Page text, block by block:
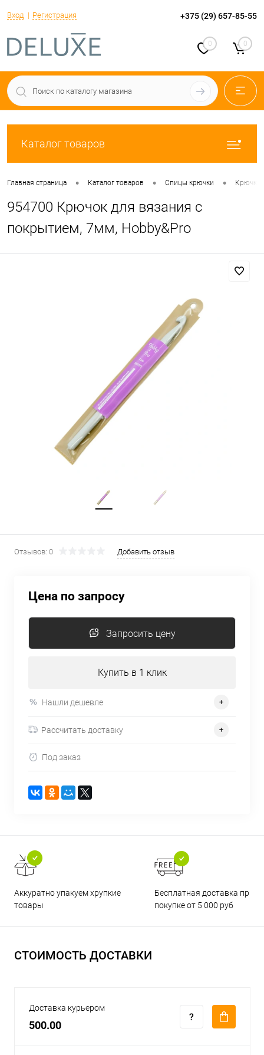
Вход Регистрация +375 (29) 657-85-55
0 0
Каталог товаров
Главная страница • Каталог товаров • Спицы крючки • Крючки
954700 Крючок для вязания с
покрытием, 7мм, Hobby&Pro
Отзывов: 0 Добавить отзыв
Цена по запросу
Запросить цену
Купить в 1 клик
Нашли дешевле
Рассчитать доставку
Под заказ
Аккуратно упакуем хрупкие
товары
Бесплатная доставка при
покупке от 5 000 руб
СТОИМОСТЬ ДОСТАВКИ
Доставка курьером
500.00